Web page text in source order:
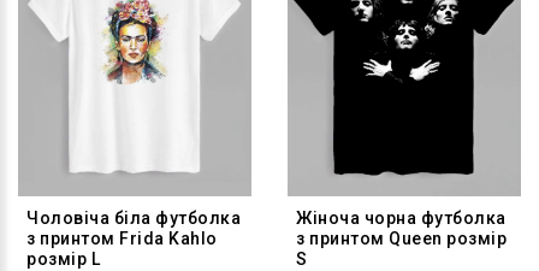
Чоловіча біла футболка
з принтом Frida Kahlo
розмір L
Жіноча чорна футболка
з принтом Queen розмір
S